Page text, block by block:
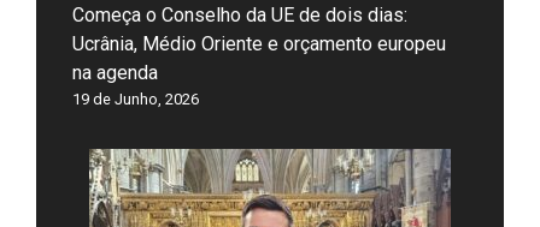
Começa o Conselho da UE de dois dias:
Ucrânia, Médio Oriente e orçamento europeu
na agenda
19 de Junho, 2026